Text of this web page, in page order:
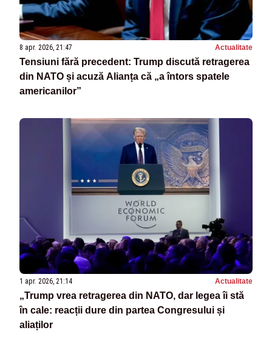
8 apr. 2026, 21:47 Actualitate
Tensiuni fără precedent: Trump discută retragerea
din NATO și acuză Alianța că „a întors spatele
americanilor”
1 apr. 2026, 21:14 Actualitate
„Trump vrea retragerea din NATO, dar legea îi stă
în cale: reacții dure din partea Congresului și
aliaților